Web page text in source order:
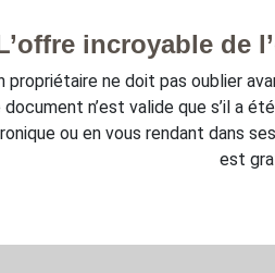
incroyable de
propriétaire ne doit pas oublier
n’est valide que s’il a
ou en vous rendant dans
est